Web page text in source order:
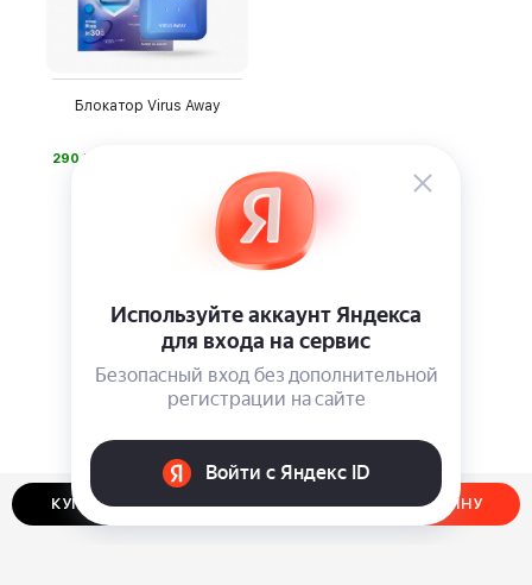
КУПИТЬ В ОДИН КЛИК ДОБАВИТЬ В КОРЗИНУ
Блокатор Virus Away
290 ⃏